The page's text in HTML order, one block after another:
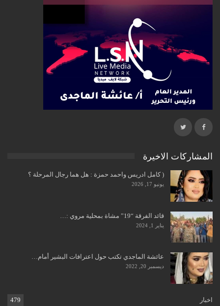
المشاركات الاخيرة
( كامل ادريس واحمد حمزة : هل هما رجال المرحلة ؟
يونيو 17, 2026
قائد الفرقة “19” مشاة بمحلية مروي :…
يناير 1, 2024
عائشة الماجدي تكتب حول اعترافات البشير أمام…
ديسمبر 20, 2022
اخبار 479